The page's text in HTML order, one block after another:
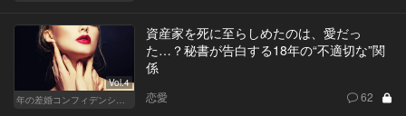
Vol.4
年の差婚コンフィデンシャル
資産家を死に至らしめたのは、愛だっ
た…？秘書が告白する18年の“不適切な”関
係
恋愛 62